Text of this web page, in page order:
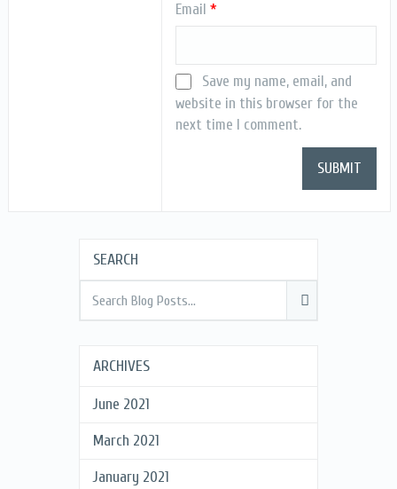
Email*
Save my name, email, and
website in this browser for the
next time I comment.
SEARCH
ARCHIVES
June 2021
March 2021
January 2021